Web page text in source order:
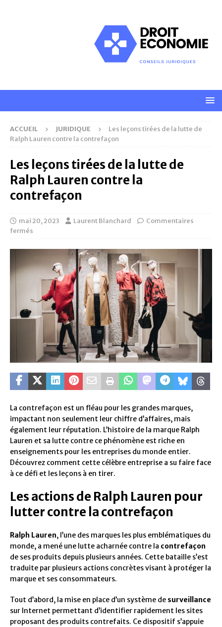
ACCUEIL JURIDIQUE
Les leçons tirées de la lutte de
Ralph Lauren contre la contrefaçon
Les leçons tirées de la lutte de
Ralph Lauren contre la
contrefaçon
mai 20, 2023 Laurent Blanchard
Commentaires
fermés
La contrefaçon est un fléau pour les grandes marques,
impactant non seulement leur chiffre d’affaires, mais
également leur réputation. L’histoire de la marque Ralph
Lauren et sa lutte contre ce phénomène est riche en
enseignements pour les entreprises du monde entier.
Découvrez comment cette célèbre entreprise a su faire face
à ce défi et les leçons à en tirer.
Les actions de Ralph Lauren pour
lutter contre la contrefaçon
Ralph Lauren, l’une des marques les plus emblématiques du
monde, a mené une lutte acharnée contre la contrefaçon
de ses produits depuis plusieurs années. Cette bataille s’est
traduite par plusieurs actions concrètes visant à protéger la
marque et ses consommateurs.
Tout d’abord, la mise en place d’un système de surveillance
sur Internet permettant d’identifier rapidement les sites
proposant des produits contrefaits. Ce dispositif s’appuie